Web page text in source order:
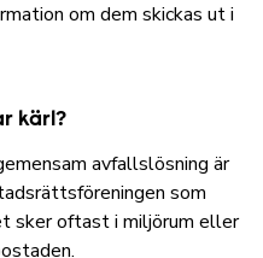
om dem skickas ut i
kärl?
avfallslösning är
som
sker oftast i miljörum eller